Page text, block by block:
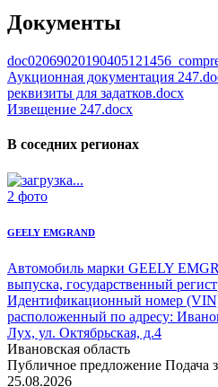
Документы
Аукционная документация
реквизиты для задатков.docx
Извещение 247.docx
В соседних регионах
2 фото
GEELY EMGRAND
Автомобиль марки GEELY
выпуска, государственный
Идентификационный номер
расположенный по адресу:
Лух, ул. Октябрьская, д.4
Ивановская область
Публичное предложение Подача
25.08.2026